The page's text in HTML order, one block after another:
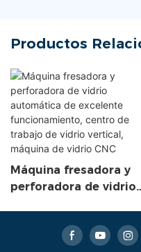
Productos
Máquina fresadora y
perforadora de vidrio
funcionamiento,